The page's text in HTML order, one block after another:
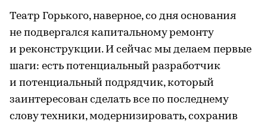
Театр Горького, наверное, со дня основания
не подвергался капитальному ремонту
и реконструкции. И сейчас мы делаем первые
шаги: есть потенциальный разработчик
и потенциальный подрядчик, который
заинтересован сделать все по последнему
слову техники, модернизировать, сохранив